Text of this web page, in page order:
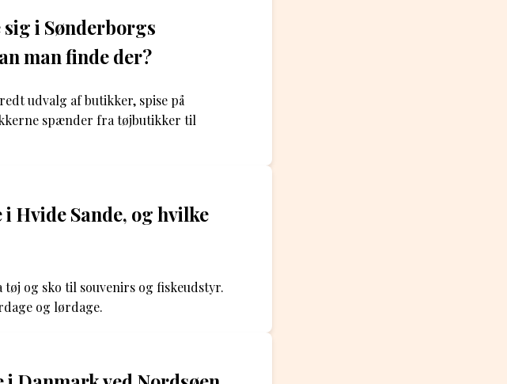
i Sønderborgs
man finde der?
udvalg af butikker, spise på
spænder fra tøjbutikker til
Hvide Sande, og hvilke
og sko til souvenirs og fiskeudstyr.
og lørdage.